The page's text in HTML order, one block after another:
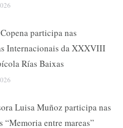
participa nas
Internacionais da XXXVIII
Rías Baixas
Luisa Muñoz participa nas
“Memoria entre mareas”